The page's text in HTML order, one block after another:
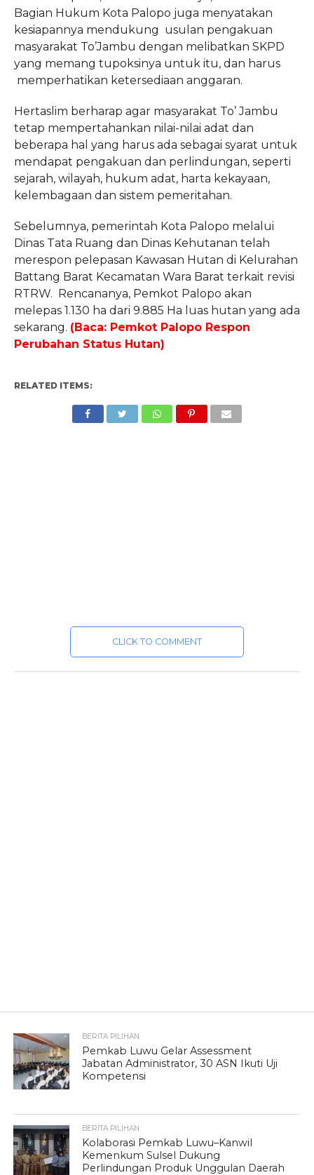
Bagian Hukum Kota Palopo juga menyatakan
kesiapannya mendukung usulan pengakuan
masyarakat To’Jambu dengan melibatkan SKPD
yang memang tupoksinya untuk itu, dan harus
memperhatikan ketersediaan anggaran.
Hertaslim berharap agar masyarakat To’ Jambu
tetap mempertahankan nilai-nilai adat dan
beberapa hal yang harus ada sebagai syarat untuk
mendapat pengakuan dan perlindungan, seperti
sejarah, wilayah, hukum adat, harta kekayaan,
kelembagaan dan sistem pemeritahan.
Sebelumnya, pemerintah Kota Palopo melalui
Dinas Tata Ruang dan Dinas Kehutanan telah
merespon pelepasan Kawasan Hutan di Kelurahan
Battang Barat Kecamatan Wara Barat terkait revisi
RTRW. Rencananya, Pemkot Palopo akan
melepas 1.130 ha dari 9.885 Ha luas hutan yang ada
sekarang. (Baca: Pemkot Palopo Respon
Perubahan Status Hutan)
RELATED ITEMS:
CLICK TO COMMENT
BERITA PILIHAN
Pemkab Luwu Gelar Assessment
Jabatan Administrator, 30 ASN Ikuti Uji
Kompetensi
BERITA PILIHAN
Kolaborasi Pemkab Luwu–Kanwil
Kemenkum Sulsel Dukung
Perlindungan Produk Unggulan Daerah